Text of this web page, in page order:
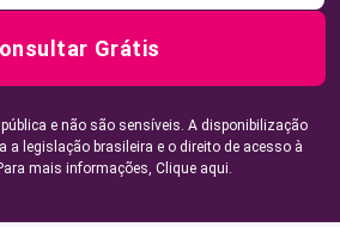
Grátis
e não são sensíveis. A disponibilização
a legislação brasileira e o direito de acesso à
mais informações, Clique aqui.